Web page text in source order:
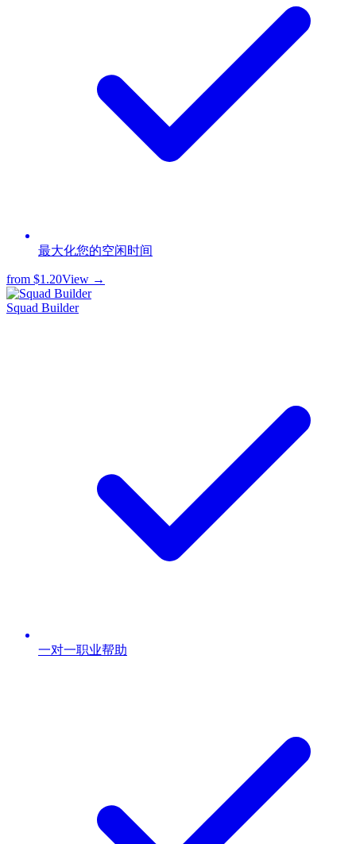
最大化您的空闲时间
from $1.20View →
Squad Builder
一对一职业帮助